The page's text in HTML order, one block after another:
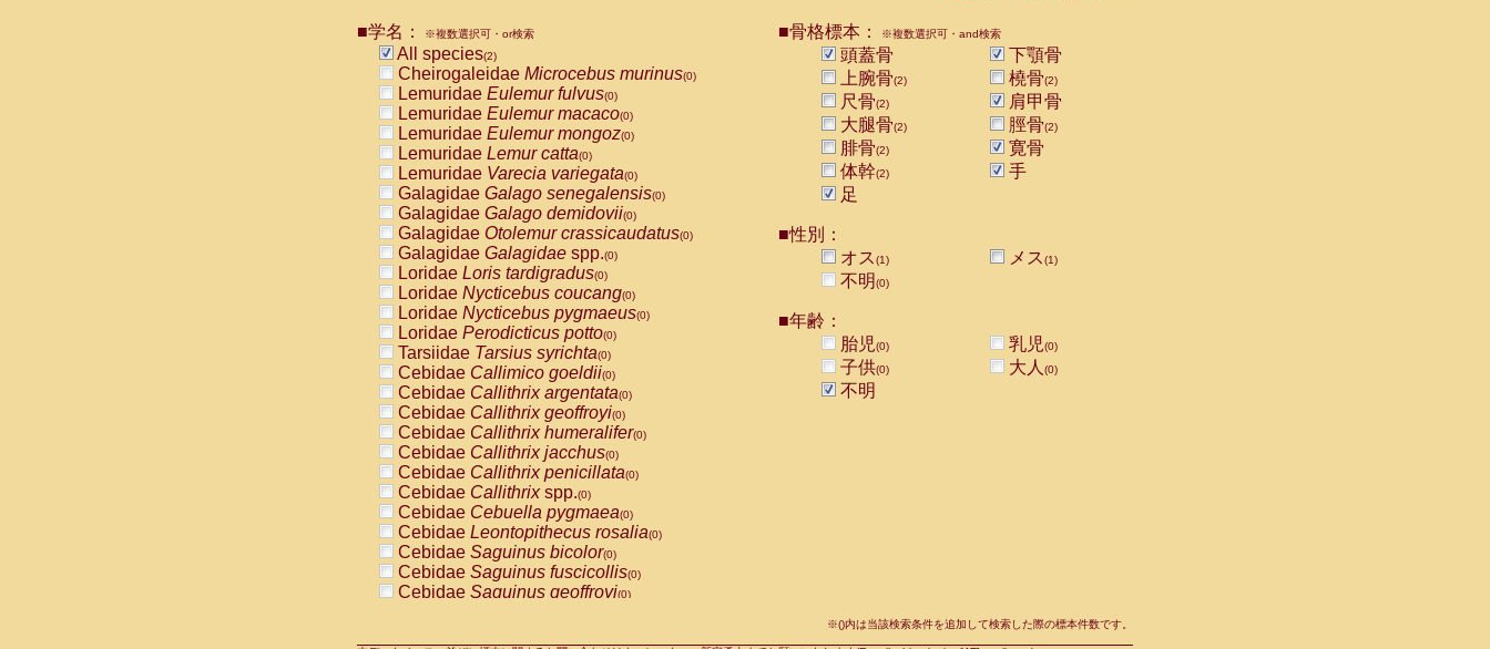
AtelidaeAteles belzebuth
AtelidaeAteles geoffroyi
AtelidaeAteles paniscus(0)
AtelidaeAtelesspp. (0)
AtelidaeLagothrix lagothricha
AtelidaeLagothrix lagothricha cana
PitheciidaeCacajao calvus rubicundus
PitheciidaeCallicebus cupreus
PitheciidaeCallicebus donacophilus
PitheciidaeCallicebus moloch
PitheciidaeCallicebus torquatus(0)
PitheciidaeCallicebusspp.
PitheciidaeChiropotes satanas
PitheciidaePithecia monachus
PitheciidaePithecia pithecia (0)
CercopithecidaeCercocebus agilis
CercopithecidaeCercocebus galeritus chrysogaster
CercopithecidaeCercocebus torquatus atys
CercopithecidaeCercocebus torquatus lunulatus
CercopithecidaeCercocebus torquatus torquatus
CercopithecidaeCercocebushybrid
CercopithecidaeCercocebusspp.
CercopithecidaeLophocebus albigena
CercopithecidaePapio anubis
CercopithecidaePapio cynocephalus
CercopithecidaePapio hamadryas
CercopithecidaePapio papio
CercopithecidaePapiospp.(0)
CercopithecidaeMandrillus leucophaeus
CercopithecidaeMandrillus sphinx
CercopithecidaeMacaca arctoides(0)
■学名： ※複数選択可・or検索
All species(2)
Cheirogaleidae Microcebus murinus(0)
Lemuridae Eulemur fulvus(0)
Lemuridae Eulemur macaco(0)
Lemuridae Eulemur mongoz(0)
Lemuridae Lemur catta(0)
Lemuridae Varecia variegata(0)
Galagidae Galago senegalensis(0)
Galagidae Galago demidovii(0)
Galagidae Otolemur crassicaudatus(0)
Galagidae Galagidae spp.(0)
Loridae Loris tardigradus(0)
Loridae Nycticebus coucang(0)
Loridae Nycticebus pygmaeus(0)
Loridae Perodicticus potto(0)
Tarsiidae Tarsius syrichta(0)
Cebidae Callimico goeldii(0)
Cebidae Callithrix argentata(0)
Cebidae Callithrix geoffroyi(0)
Cebidae Callithrix humeralifer(0)
Cebidae Callithrix jacchus(0)
Cebidae Callithrix penicillata(0)
Cebidae Callithrixspp.(0)
Cebidae Cebuella pygmaea(0)
Cebidae Leontopithecus rosalia(0)
Cebidae Saguinus bicolor(0)
Cebidae Saguinus fuscicollis(0)
Cebidae Saguinus geoffroyi(0)
■骨格標本： ※複数選択可・and検索
頭蓋骨
下顎骨
上腕骨(2) 橈骨(2)
尺骨(2)
肩甲骨
大腿骨(2) 脛骨(2)
腓骨(2)
寛骨
体幹(2)
手
足
■性別：
オス(1) メス(1)
不明(0)
■年齢：
胎児(0) 乳児(0)
子供(0) 大人 (0)
不明
※()内は当該検索条件を追加して検索した際の標本件数です。